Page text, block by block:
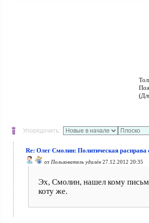
Упорядочить:
Re: Олег Смолин: Политическая
от Пользователь удалён 27.12.2012 20:35
Эх, Смолин, нашел кому
коту же.